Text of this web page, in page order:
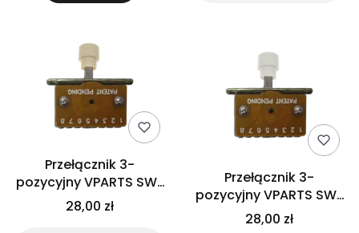
Przełącznik 3-
pozycyjny VPARTS SW-
113T (IV)
28,00 zł
Przełącznik 3-
pozycyjny VPARTS SW-
113T (WH)
28,00 zł